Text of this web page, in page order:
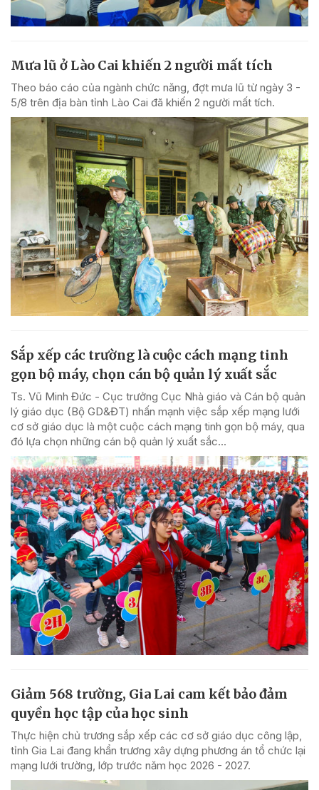
Mưa lũ ở Lào Cai khiến 2 người mất tích
Theo báo cáo của ngành chức năng, đợt mưa lũ từ ngày 3 -
5/8 trên địa bàn tỉnh Lào Cai đã khiến 2 người mất tích.
Sắp xếp các trường là cuộc cách mạng tinh
gọn bộ máy, chọn cán bộ quản lý xuất sắc
Ts. Vũ Minh Đức - Cục trưởng Cục Nhà giáo và Cán bộ quản
lý giáo dục (Bộ GD&ĐT) nhấn mạnh việc sắp xếp mạng lưới
cơ sở giáo dục là một cuộc cách mạng tinh gọn bộ máy, qua
đó lựa chọn những cán bộ quản lý xuất sắc...
Giảm 568 trường, Gia Lai cam kết bảo đảm
quyền học tập của học sinh
Thực hiện chủ trương sắp xếp các cơ sở giáo dục công lập,
tỉnh Gia Lai đang khẩn trương xây dựng phương án tổ chức lại
mạng lưới trường, lớp trước năm học 2026 - 2027.